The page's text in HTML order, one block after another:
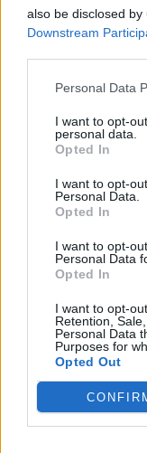
also be disclosed
Downstream
Personal Data
I want to opt-
personal data.
Opted In
I want to opt-
Personal Data.
Opted In
I want to opt-
Personal Data
Opted In
I want to opt-
Retention,
Personal Data
Purposes for
Opted Out
Προηγούμενο
Η Kylie Jenner
μιλά για τη 2η
εγκυμοσύνη
«Ήμουν στο
κρεβάτι για